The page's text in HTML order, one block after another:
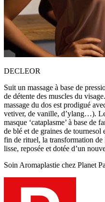
DECLEOR
Suit un massage à base de
de détente des muscles du
massage du dos est prodigué
vetiver, de vanille, d’ylang…).
masque ‘cataplasme’ à base de
de blé et de graines de tournesol
fin de rituel, la transformation de
lisse, reposée et dotée d’un
Soin Aromaplastie chez Planet